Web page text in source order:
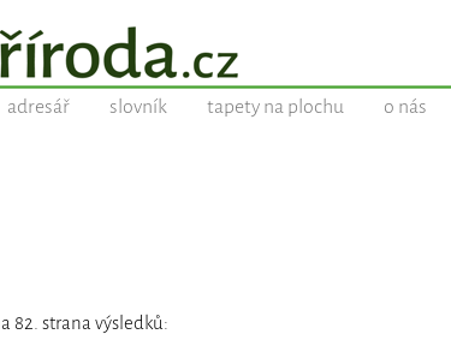
adresář slovník tapety na plochu o nás
82. strana výsledků: